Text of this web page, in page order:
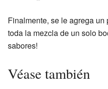
Finalmente, se le agrega un
toda la mezcla de un solo
sabores!
Véase también